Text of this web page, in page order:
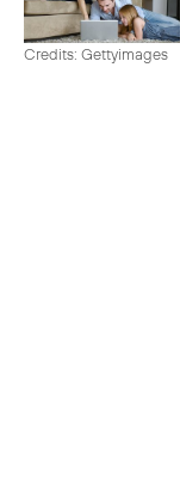
Credits: Gettyimages